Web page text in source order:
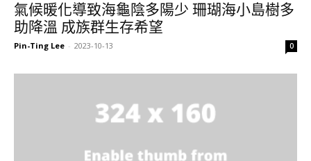
氣候暖化導致海龜陰多陽少 珊瑚海小島樹多
助降溫 成族群生存希望
Pin-Ting Lee - 2023-10-13 0